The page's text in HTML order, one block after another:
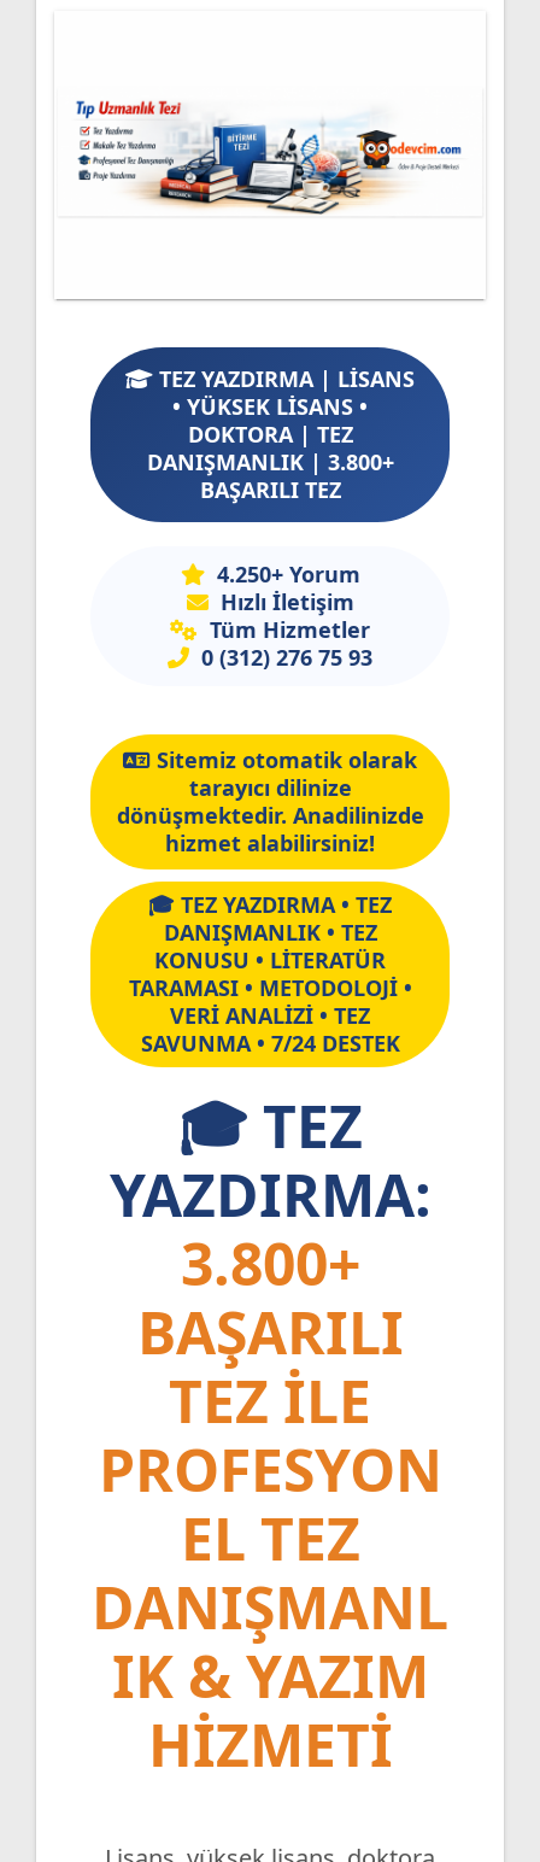
TEZ YAZDIRMA | LİSANS
• YÜKSEK LİSANS •
DOKTORA | TEZ
DANIŞMANLIK | 3.800+
BAŞARILI TEZ
4.250+ Yorum
Hızlı İletişim
Tüm Hizmetler
0 (312) 276 75 93
Sitemiz otomatik olarak
tarayıcı dilinize
dönüşmektedir. Anadilinizde
hizmet alabilirsiniz!
🎓 TEZ YAZDIRMA • TEZ
DANIŞMANLIK • TEZ
KONUSU • LİTERATÜR
TARAMASI • METODOLOJİ •
VERİ ANALİZİ • TEZ
SAVUNMA • 7/24 DESTEK
🎓 TEZ
YAZDIRMA:
3.800+
BAŞARILI
TEZ ILE
PROFESYON
EL TEZ
DANIŞMANL
IK & YAZIM
HIZMETI